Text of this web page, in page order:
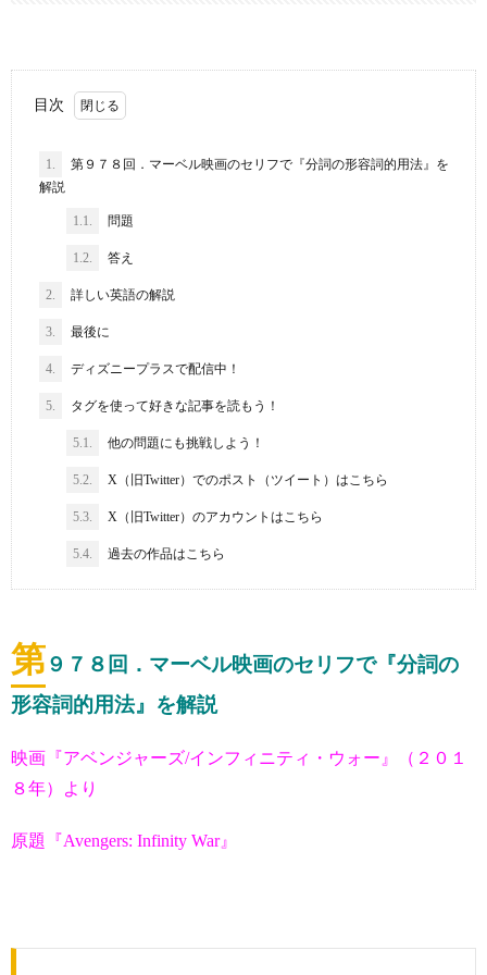
目次
1.
第９７８回．マーベル映画のセリフで『分詞の形容詞的用法』を
解説
1.1. 問題
1.2. 答え
2. 詳しい英語の解説
3. 最後に
4. ディズニープラスで配信中！
5. タグを使って好きな記事を読もう！
5.1. 他の問題にも挑戦しよう！
5.2. X（旧Twitter）でのポスト（ツイート）はこちら
5.3. X（旧Twitter）のアカウントはこちら
5.4. 過去の作品はこちら
第９７８ 回．マーベル映画のセリフで『分詞の
形容詞的用法』を解説
映画『アベンジャーズ/インフィニティ・ウォー』（２０１
８年）より
原題『Avengers: Infinity War』